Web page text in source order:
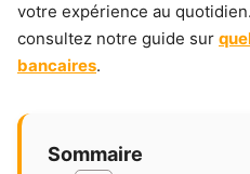
votre expérience au
consultez notre guide sur
bancaires.
Sommaire